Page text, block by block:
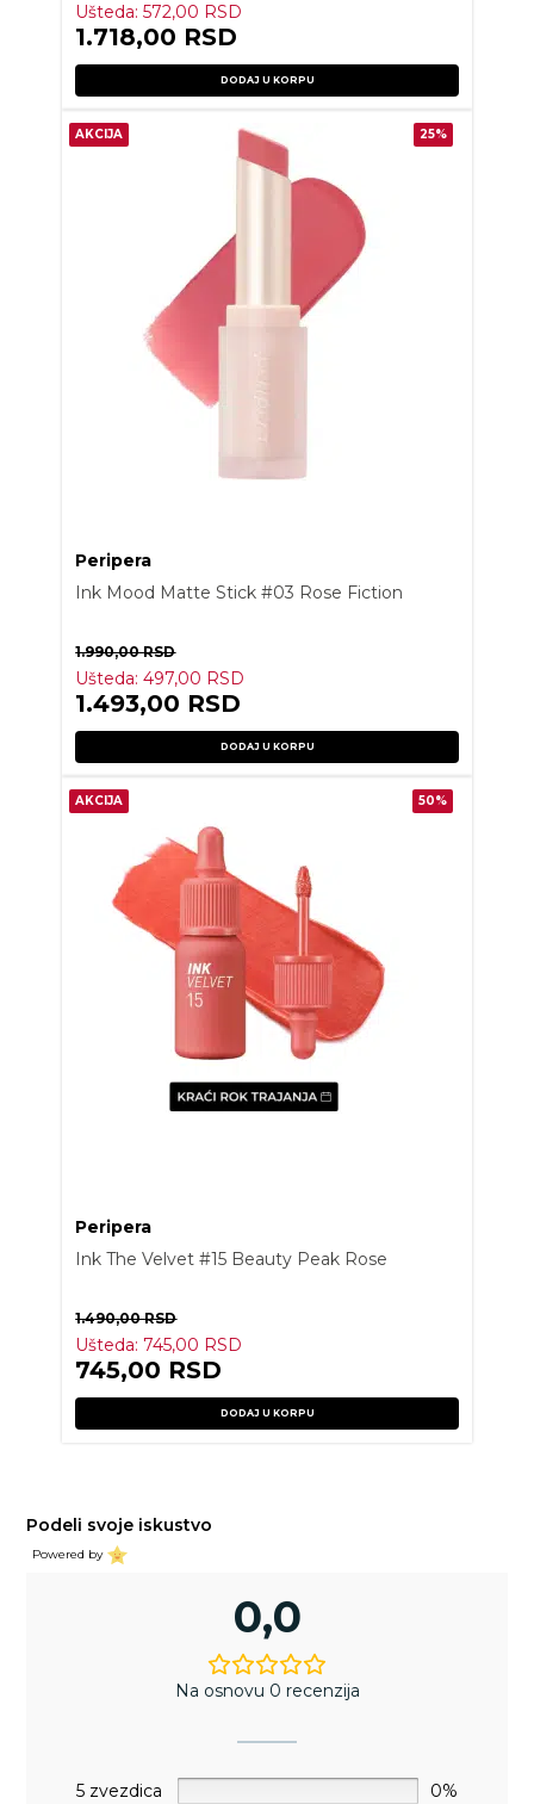
Ušteda:572,00 RSD
1.718,00 RSD
DODAJ U KORPU
AKCIJA 25%
Peripera
Ink Mood Matte Stick #03 Rose Fiction
1.990,00RSD
Ušteda:497,00 RSD
1.493,00 RSD
DODAJ U KORPU
AKCIJA 50%
Peripera
Ink The Velvet #15 Beauty Peak Rose
1.490,00RSD
Ušteda:745,00 RSD
745,00 RSD
DODAJ U KORPU
Podeli svoje iskustvo
Powered by
0,0
Na osnovu 0 recenzija
5 zvezdica
0%